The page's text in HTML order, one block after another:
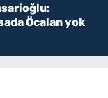
Öcalan yok